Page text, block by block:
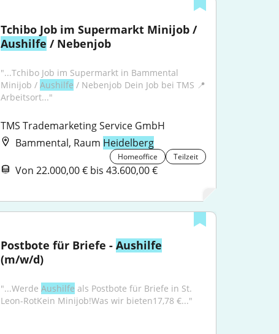
Tchibo Job im Supermarkt Minijob /
Aushilfe / Nebenjob
"...Tchibo Job im Supermarkt in Bammental
Minijob / Aushilfe / Nebenjob Dein Job bei TMS 📍
Arbeitsort..."
TMS Trademarketing Service GmbH
Bammental, Raum Heidelberg
Homeoffice Teilzeit
Von 22.000,00 € bis 43.600,00 €
Postbote für Briefe - Aushilfe
(m/w/d)
"...Werde Aushilfe als Postbote für Briefe in St.
Leon-RotKein Minijob!Was wir bieten17,78 €..."